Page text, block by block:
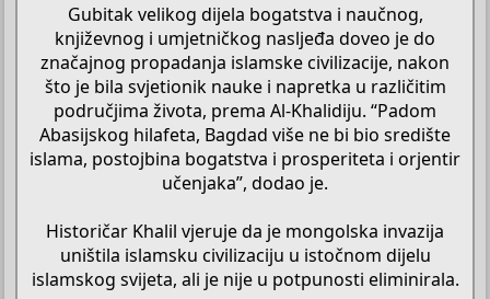
Gubitak velikog dijela bogatstva i naučnog,
književnog i umjetničkog nasljeđa doveo je do
značajnog propadanja islamske civilizacije, nakon
što je bila svjetionik nauke i napretka u različitim
područjima života, prema Al-Khalidiju. “Padom
Abasijskog hilafeta, Bagdad više ne bi bio središte
islama, postojbina bogatstva i prosperiteta i orjentir
učenjaka”, dodao je.
Historičar Khalil vjeruje da je mongolska invazija
uništila islamsku civilizaciju u istočnom dijelu
islamskog svijeta, ali je nije u potpunosti eliminirala.